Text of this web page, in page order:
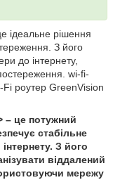
ідеальне рішення
З його
до інтернету,
wi-fi-
роутер GreenVision
– це потужний
стабільне
З його
віддалений
мережу